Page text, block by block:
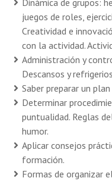
Dinámica de grupos:
juegos de roles,
Creatividad e
con la actividad.
Administración y
Descansos y
Saber preparar un
Determinar
puntualidad. Reglas
humor.
Aplicar consejos
formación.
Formas de organizar